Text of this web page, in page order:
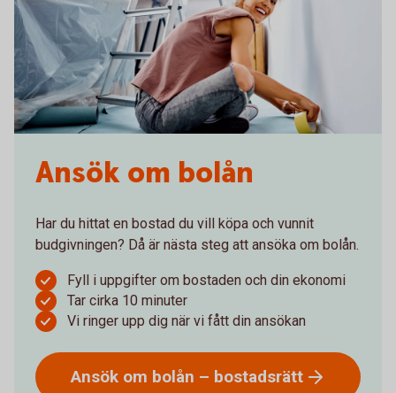
Ansök om bolån
Har du hittat en bostad du vill köpa och vunnit
budgivningen? Då är nästa steg att ansöka om bolån.
Fyll i uppgifter om bostaden och din ekonomi
Tar cirka 10 minuter
Vi ringer upp dig när vi fått din ansökan
Ansök om bolån – bostadsrätt